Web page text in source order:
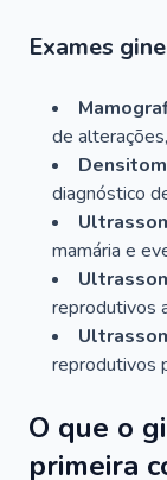
Exames
de
diagnóstico
mamária e
reprodutivos
reprodutivos
O que o
primeira